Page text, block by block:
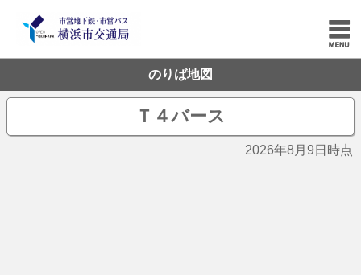
のりば地図
Ｔ４バース
2026年8月9日時点